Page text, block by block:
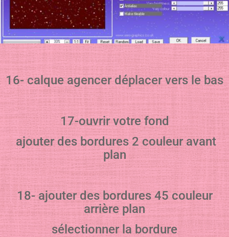
16- calque agencer déplacer vers le bas
17-ouvrir votre fond
ajouter des bordures 2 couleur avant
plan
18- ajouter des bordures 45 couleur
arrière plan
sélectionner la bordure